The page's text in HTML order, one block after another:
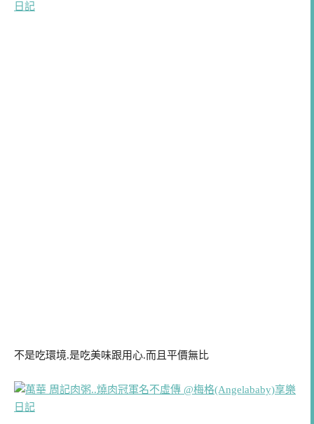
不是吃環境.是吃美味跟用心.而且平價無比